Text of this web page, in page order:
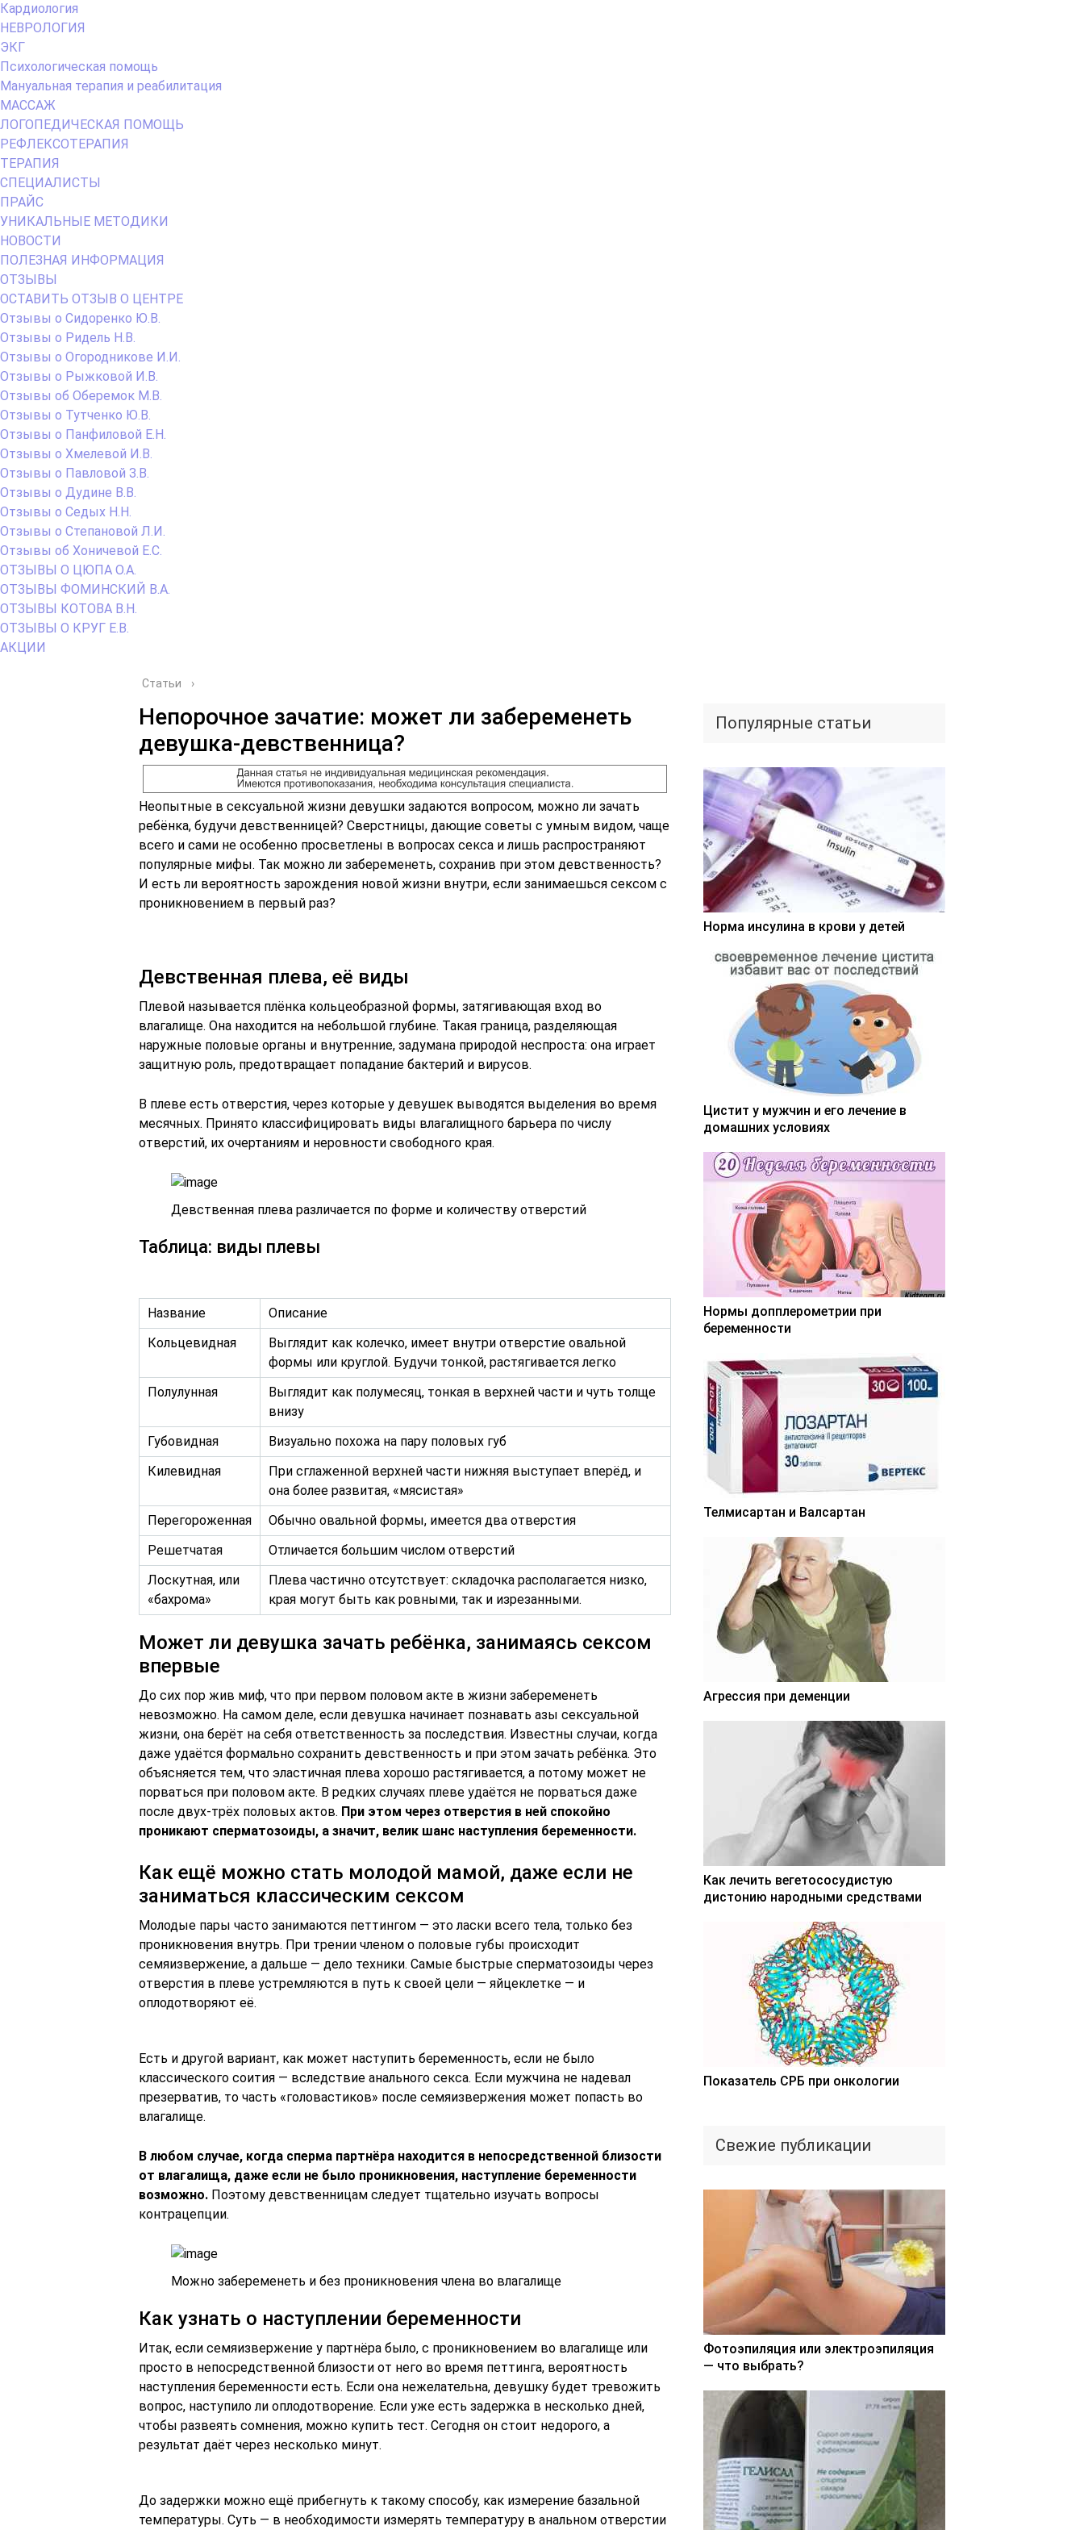
Кардиология
НЕВРОЛОГИЯ
ЭКГ
Психологическая помощь
Мануальная терапия и реабилитация
МАССАЖ
ЛОГОПЕДИЧЕСКАЯ ПОМОЩЬ
РЕФЛЕКСОТЕРАПИЯ
ТЕРАПИЯ
СПЕЦИАЛИСТЫ
ПРАЙС
УНИКАЛЬНЫЕ МЕТОДИКИ
НОВОСТИ
ПОЛЕЗНАЯ ИНФОРМАЦИЯ
ОТЗЫВЫ
ОСТАВИТЬ ОТЗЫВ О ЦЕНТРЕ
Отзывы о Сидоренко Ю.В.
Отзывы о Ридель Н.В.
Отзывы о Огородникове И.И.
Отзывы о Рыжковой И.В.
Отзывы об Оберемок М.В.
Отзывы о Тутченко Ю.В.
Отзывы о Панфиловой Е.Н.
Отзывы о Хмелевой И.В.
Отзывы о Павловой З.В.
Отзывы о Дудине В.В.
Отзывы о Седых Н.Н.
Отзывы о Степановой Л.И.
Отзывы об Хоничевой Е.С.
ОТЗЫВЫ О ЦЮПА О.А.
ОТЗЫВЫ ФОМИНСКИЙ В.А.
ОТЗЫВЫ КОТОВА В.Н.
ОТЗЫВЫ О КРУГ Е.В.
АКЦИИ
Статьи ›
Непорочное зачатие: может ли забеременеть
девушка-девственница?
Неопытные в сексуальной жизни девушки задаются вопросом, можно ли зачать
ребёнка, будучи девственницей? Сверстницы, дающие советы с умным видом, чаще
всего и сами не особенно просветлены в вопросах секса и лишь распространяют
популярные мифы. Так можно ли забеременеть, сохранив при этом девственность?
И есть ли вероятность зарождения новой жизни внутри, если занимаешься сексом с
проникновением в первый раз?
Девственная плева, её виды
Плевой называется плёнка кольцеобразной формы, затягивающая вход во
влагалище. Она находится на небольшой глубине. Такая граница, разделяющая
наружные половые органы и внутренние, задумана природой неспроста: она играет
защитную роль, предотвращает попадание бактерий и вирусов.
В плеве есть отверстия, через которые у девушек выводятся выделения во время
месячных. Принято классифицировать виды влагалищного барьера по числу
отверстий, их очертаниям и неровности свободного края.
Девственная плева различается по форме и количеству отверстий
Таблица: виды плевы
Название
Описание
Кольцевидная
Выглядит как колечко, имеет внутри отверстие овальной
формы или круглой. Будучи тонкой, растягивается легко
Полулунная
Выглядит как полумесяц, тонкая в верхней части и чуть толще
внизу
Губовидная
Визуально похожа на пару половых губ
Килевидная
При сглаженной верхней части нижняя выступает вперёд, и
она более развитая, «мясистая»
Перегороженная
Обычно овальной формы, имеется два отверстия
Решетчатая
Отличается большим числом отверстий
Лоскутная, или
«бахрома»
Плева частично отсутствует: складочка располагается низко,
края могут быть как ровными, так и изрезанными.
Может ли девушка зачать ребёнка, занимаясь сексом
впервые
До сих пор жив миф, что при первом половом акте в жизни забеременеть
невозможно. На самом деле, если девушка начинает познавать азы сексуальной
жизни, она берёт на себя ответственность за последствия. Известны случаи, когда
даже удаётся формально сохранить девственность и при этом зачать ребёнка. Это
объясняется тем, что эластичная плева хорошо растягивается, а потому может не
порваться при половом акте. В редких случаях плеве удаётся не порваться даже
после двух-трёх половых актов. При этом через отверстия в ней спокойно
проникают сперматозоиды, а значит, велик шанс наступления беременности.
Как ещё можно стать молодой мамой, даже если не
заниматься классическим сексом
Молодые пары часто занимаются петтингом — это ласки всего тела, только без
проникновения внутрь. При трении членом о половые губы происходит
семяизвержение, а дальше — дело техники. Самые быстрые сперматозоиды через
отверстия в плеве устремляются в путь к своей цели — яйцеклетке — и
оплодотворяют её.
Есть и другой вариант, как может наступить беременность, если не было
классического соития — вследствие анального секса. Если мужчина не надевал
презерватив, то часть «головастиков» после семяизвержения может попасть во
влагалище.
В любом случае, когда сперма партнёра находится в непосредственной близости
от влагалища, даже если не было проникновения, наступление беременности
возможно. Поэтому девственницам следует тщательно изучать вопросы
контрацепции.
Можно забеременеть и без проникновения члена во влагалище
Как узнать о наступлении беременности
Итак, если семяизвержение у партнёра было, с проникновением во влагалище или
просто в непосредственной близости от него во время петтинга, вероятность
наступления беременности есть. Если она нежелательна, девушку будет тревожить
вопрос, наступило ли оплодотворение. Если уже есть задержка в несколько дней,
чтобы развеять сомнения, можно купить тест. Сегодня он стоит недорого, а
результат даёт через несколько минут.
До задержки можно ещё прибегнуть к такому способу, как измерение базальной
температуры. Суть — в необходимости измерять температуру в анальном отверстии
Популярные статьи
Норма инсулина в крови у детей
Цистит у мужчин и его лечение в
домашних условиях
Нормы допплерометрии при
беременности
Телмисартан и Валсартан
Агрессия при деменции
Как лечить вегетососудистую
дистонию народными средствами
Показатель СРБ при онкологии
Свежие публикации
Фотоэпиляция или электроэпиляция
— что выбрать?